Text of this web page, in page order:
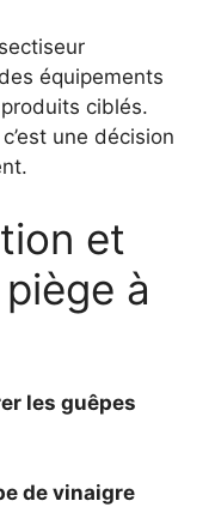
équipements
ciblés.
une décision
et
à
les guêpes
de vinaigre